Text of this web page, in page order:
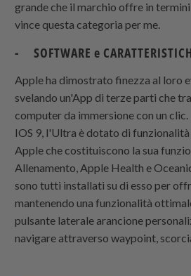
grande che il marchio offre in
vince questa categoria per me.
- SOFTWARE e
Apple ha dimostrato finezza al loro
svelando un'App di terze parti che
computer da immersione con un
IOS 9, l'Ultra è dotato di
Apple che costituiscono la sua
Allenamento, Apple Health e
sono tutti installati su di esso per
mantenendo una funzionalità
pulsante laterale arancione
navigare attraverso waypoint,